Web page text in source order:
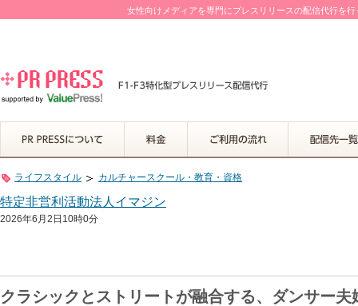
女性向けメディアを専門にプレスリリースの配信代行を
ライフスタイル カルチャースクール・教育・資格
特定非営利活動法人イマジン
2026年6月2日10時0分
クラシックとストリートが融合する、ダンサー